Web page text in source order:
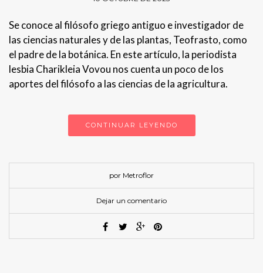
Se conoce al filósofo griego antiguo e investigador de
las ciencias naturales y de las plantas, Teofrasto, como
el padre de la botánica. En este artículo, la periodista
lesbia Charikleia Vovou nos cuenta un poco de los
aportes del filósofo a las ciencias de la agricultura.
CONTINUAR LEYENDO
por Metroflor
Dejar un comentario